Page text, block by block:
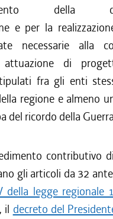
della
e per la
necessarie alla
di
fra gli enti
regione e almeno
del ricordo della
contributivo
gli articoli da 32
della legge regionale
il decreto del